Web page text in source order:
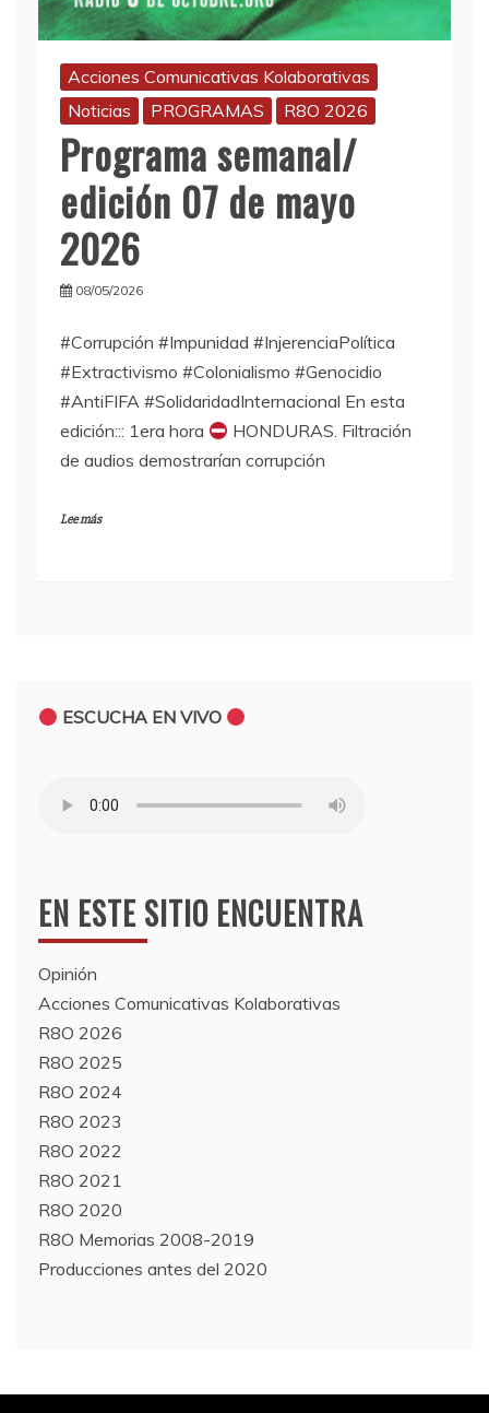
Acciones Comunicativas Kolaborativas
Noticias
PROGRAMAS R8O 2026
Programa semanal/
edición 07 de mayo
2026
08/05/2026
#Corrupción #Impunidad #InjerenciaPolítica
#Extractivismo #Colonialismo #Genocidio
#AntiFIFA #SolidaridadInternacional En esta
edición::: 1era hora
HONDURAS. Filtración
de audios demostrarían corrupción
Lee más
ESCUCHA EN VIVO
EN ESTE SITIO ENCUENTRA
Opinión
Acciones Comunicativas Kolaborativas
R8O 2026
R8O 2025
R8O 2024
R8O 2023
R8O 2022
R8O 2021
R8O 2020
R8O Memorias 2008-2019
Producciones antes del 2020